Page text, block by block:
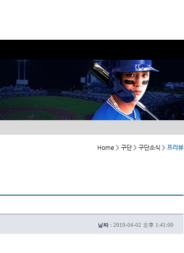
Home > 구단 > 구단소식 > 프리뷰
날짜 : 2019-04-02 오후 1:41:00